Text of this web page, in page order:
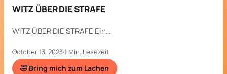
WITZ ÜBER DIE STRAFE
WITZ ÜBER DIE STRAFE Ein…
October 13, 2023·1 Min. Lesezeit
🤣 Bring mich zum Lachen